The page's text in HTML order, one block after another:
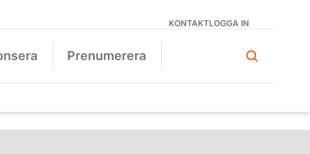
KONTAKTLOGGA IN
Prenumerera